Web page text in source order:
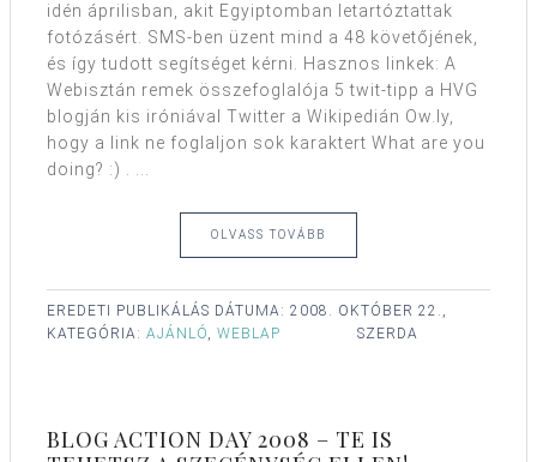
idén áprilisban, akit Egyiptomban letartóztattak
fotózásért. SMS-ben üzent mind a 48 követőjének,
és így tudott segítséget kérni. Hasznos linkek: A
Webisztán remek összefoglalója 5 twit-tipp a HVG
blogján kis iróniával Twitter a Wikipedián Ow.ly,
hogy a link ne foglaljon sok karaktert What are you
doing? :) . ...
OLVASS TOVÁBB
EREDETI PUBLIKÁLÁS DÁTUMA: 2008. OKTÓBER 22.,
SZERDA
KATEGÓRIA: AJÁNLÓ, WEBLAP
BLOG ACTION DAY 2008 – TE IS